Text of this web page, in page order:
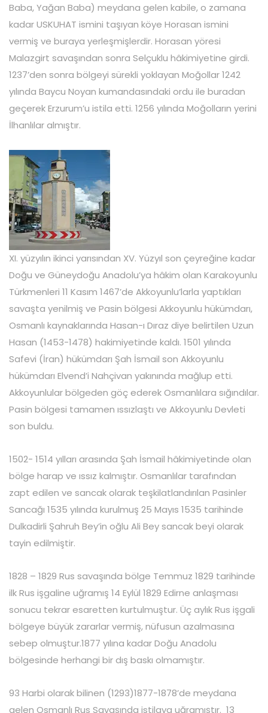
Baba, Yağan Baba) meydana gelen kabile, o zamana
kadar USKUHAT ismini taşıyan köye Horasan ismini
vermiş ve buraya yerleşmişlerdir. Horasan yöresi
Malazgirt savaşından sonra Selçuklu hâkimiyetine girdi.
1237’den sonra bölgeyi sürekli yoklayan Moğollar 1242
yılında Baycu Noyan kumandasındaki ordu ile buradan
geçerek Erzurum’u istila etti. 1256 yılında Moğolların yerini
İlhanlılar almıştır.
XI. yüzyılın ikinci yarısından XV. Yüzyıl son çeyreğine kadar
Doğu ve Güneydoğu Anadolu’ya hâkim olan Karakoyunlu
Türkmenleri 11 Kasım 1467’de Akkoyunlu’larla yaptıkları
savaşta yenilmiş ve Pasin bölgesi Akkoyunlu hükümdarı,
Osmanlı kaynaklarında Hasan-ı Dıraz diye belirtilen Uzun
Hasan (1453-1478) hakimiyetinde kaldı. 1501 yılında
Safevi (İran) hükümdarı Şah İsmail son Akkoyunlu
hükümdarı Elvend’i Nahçivan yakınında mağlup etti.
Akkoyunlular bölgeden göç ederek Osmanlılara sığındılar.
Pasin bölgesi tamamen ıssızlaştı ve Akkoyunlu Devleti
son buldu.
1502- 1514 yılları arasında Şah İsmail hâkimiyetinde olan
bölge harap ve ıssız kalmıştır. Osmanlılar tarafından
zapt edilen ve sancak olarak teşkilatlandırılan Pasinler
Sancağı 1535 yılında kurulmuş 25 Mayıs 1535 tarihinde
Dulkadirli Şahruh Bey’in oğlu Ali Bey sancak beyi olarak
tayin edilmiştir.
1828 – 1829 Rus savaşında bölge Temmuz 1829 tarihinde
ilk Rus işgaline uğramış 14 Eylül 1829 Edirne anlaşması
sonucu tekrar esaretten kurtulmuştur. Üç aylık Rus işgali
bölgeye büyük zararlar vermiş, nüfusun azalmasına
sebep olmuştur.1877 yılına kadar Doğu Anadolu
bölgesinde herhangi bir dış baskı olmamıştır.
93 Harbi olarak bilinen (1293)1877-1878’de meydana
gelen Osmanlı Rus Savaşında istilaya uğramıştır. 13